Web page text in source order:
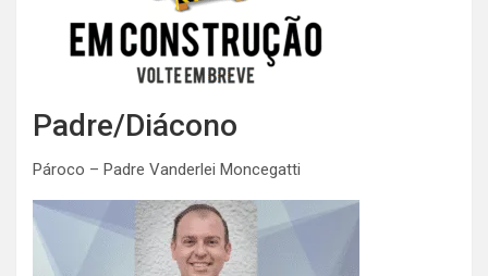
Padre/Diácono
Pároco – Padre Vanderlei Moncegatti